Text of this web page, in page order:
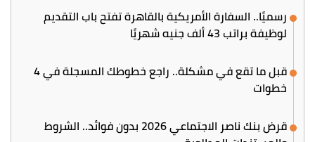
رسميًا.. السفارة الأمريكية بالقاهرة تفتح باب التقديم
لوظيفة براتب 43 ألف جنيه شهريًا
قبل ما تقع في مشكلة.. راجع خطوطك المسجلة في 4
خطوات
قرض بنك ناصر الاجتماعي 2026 بدون فوائد.. الشروط